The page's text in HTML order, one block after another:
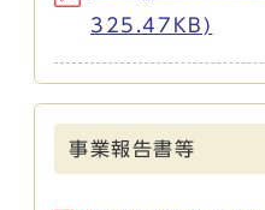
325.47KB)
事業報告書等